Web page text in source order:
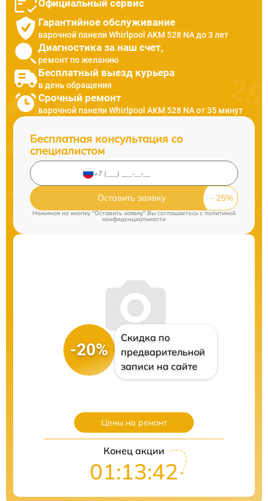
Официальный сервис
Гарантийное обслуживание
варочной панели Whirlpool AKM 528 NA до 3 лет
Диагностика за наш счет,
ремонт по желанию
Бесплатный выезд курьера
в день обращения
Срочный ремонт
варочной панели Whirlpool AKM 528 NA от 35 минут
Бесплатная консультация со
специалистом
Оставить заявку
Нажимая на кнопку "Оставить заявку" Вы соглашаетесь c политикой
конфиденциальности
-20%
Скидка по
предварительной
записи на сайте
Цены на ремонт
Конец акции
01:13:41